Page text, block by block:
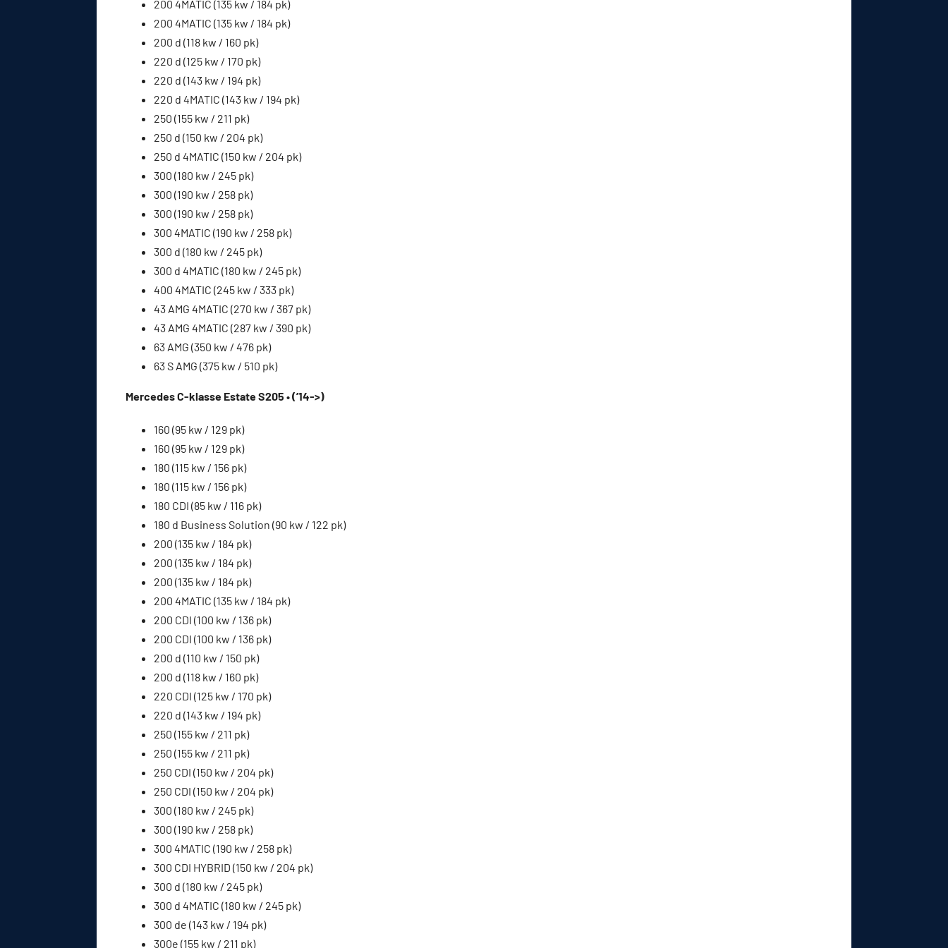
200 4MATIC (135 kw / 184 pk)
200 4MATIC (135 kw / 184 pk)
200 d (118 kw / 160 pk)
220 d (125 kw / 170 pk)
220 d (143 kw / 194 pk)
220 d 4MATIC (143 kw / 194 pk)
250 (155 kw / 211 pk)
250 d (150 kw / 204 pk)
250 d 4MATIC (150 kw / 204 pk)
300 (180 kw / 245 pk)
300 (190 kw / 258 pk)
300 (190 kw / 258 pk)
300 4MATIC (190 kw / 258 pk)
300 d (180 kw / 245 pk)
300 d 4MATIC (180 kw / 245 pk)
400 4MATIC (245 kw / 333 pk)
43 AMG 4MATIC (270 kw / 367 pk)
43 AMG 4MATIC (287 kw / 390 pk)
63 AMG (350 kw / 476 pk)
63 S AMG (375 kw / 510 pk)
Mercedes C-klasse Estate S205 • (’14->)
160 (95 kw / 129 pk)
160 (95 kw / 129 pk)
180 (115 kw / 156 pk)
180 (115 kw / 156 pk)
180 CDI (85 kw / 116 pk)
180 d Business Solution (90 kw / 122 pk)
200 (135 kw / 184 pk)
200 (135 kw / 184 pk)
200 (135 kw / 184 pk)
200 4MATIC (135 kw / 184 pk)
200 CDI (100 kw / 136 pk)
200 CDI (100 kw / 136 pk)
200 d (110 kw / 150 pk)
200 d (118 kw / 160 pk)
220 CDI (125 kw / 170 pk)
220 d (143 kw / 194 pk)
250 (155 kw / 211 pk)
250 (155 kw / 211 pk)
250 CDI (150 kw / 204 pk)
250 CDI (150 kw / 204 pk)
300 (180 kw / 245 pk)
300 (190 kw / 258 pk)
300 4MATIC (190 kw / 258 pk)
300 CDI HYBRID (150 kw / 204 pk)
300 d (180 kw / 245 pk)
300 d 4MATIC (180 kw / 245 pk)
300 de (143 kw / 194 pk)
300e (155 kw / 211 pk)